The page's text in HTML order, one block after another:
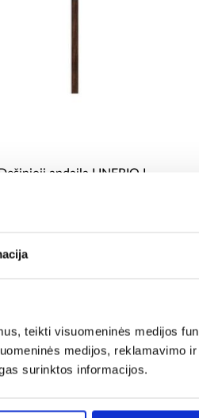
teikti visuomeninės medijos
medijos, reklamavimo
surinktos informacijos.
apdaila LINERIO L-
taip pat